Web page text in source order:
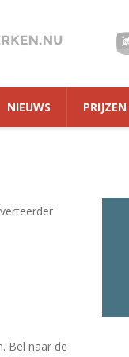
NIEUWS PRIJZEN
Bel naar de